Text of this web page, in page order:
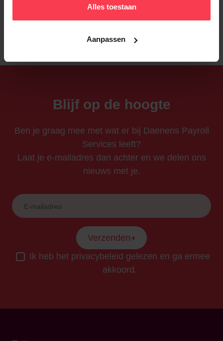
Alles toestaan
Aanpassen
Blijf op de hoogte
Ben je graag mee met wat er bij Daenens Payroll
Services leeft?
Laat je e-mailadres dan achter en we delen ons
nieuws met je.
Verzenden
Ik heb het privacybeleid gelezen en ga ermee
akkoord.